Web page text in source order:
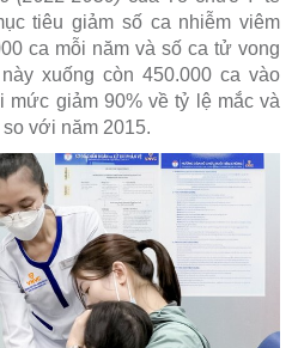
tiêu giảm số ca nhiễm viêm
ca mỗi năm và số ca tử vong
xuống còn 450.000 ca vào
giảm 90% về tỷ lệ mắc và
với năm 2015.